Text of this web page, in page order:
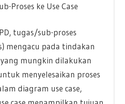
Proses ke Use Case
tugas/sub-proses
mengacu pada tindakan
mungkin dilakukan
menyelesaikan proses
diagram use case,